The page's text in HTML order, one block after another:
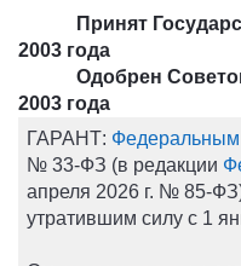
Принят
2003 года
Одобрен
2003 года
ГАРАНТ: Федеральным
№ 33-ФЗ (в редакции
апреля 2026 г. № 85-
утратившим силу с 1